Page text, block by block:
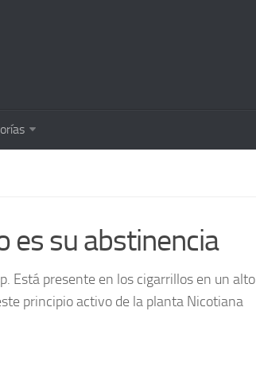
es su abstinencia
Está presente en los cigarrillos en un alto
principio activo de la planta Nicotiana